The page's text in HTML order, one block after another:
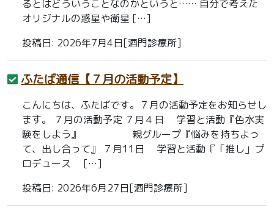
るとはどういうことなのかというと…… 自分で考えた
オリジナルの惑星や衛星 […]
投稿日: 2026年7月4日[酒門診療所]
ふたば通信【７月の活動予定】
こんにちは、ふたばです。７月の活動予定をお知らせし
ます。 ７月の活動予定 ７月４日 学習と活動『色水実
験をしよう』 親グループ『悩みを持ちよっ
て、出し合って』 ７月11日 学習と活動『「推し」プ
ロデュース […]
投稿日: 2026年6月27日[酒門診療所]